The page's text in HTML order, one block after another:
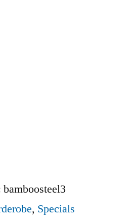
bamboosteel3
, Specials